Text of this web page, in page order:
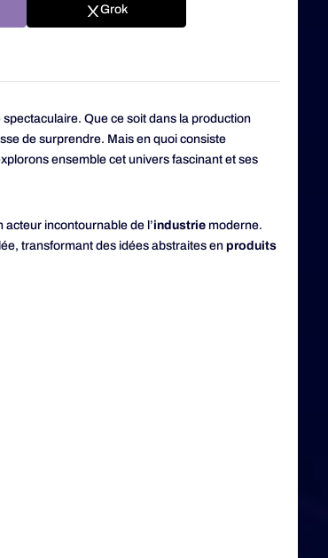
Grok
spectaculaire. Que ce soit dans la production
de surprendre. Mais en quoi consiste
ensemble cet univers fascinant et ses
acteur incontournable de l’industrie moderne.
transformant des idées abstraites enproduits